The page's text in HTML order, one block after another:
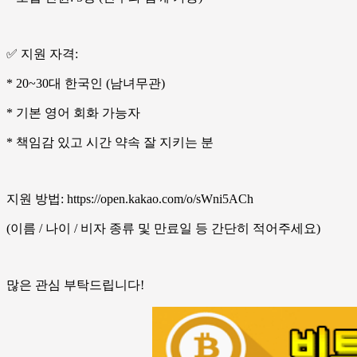
✅ 지원 자격:
* 20~30대 한국인 (남녀무관)
* 기본 영어 회화 가능자
* 책임감 있고 시간 약속 잘 지키는 분
지원 방법: https://open.kakao.com/o/sWni5ACh
(이름 / 나이 / 비자 종류 및 만료일 등 간단히 적어주세요)
많은 관심 부탁드립니다!